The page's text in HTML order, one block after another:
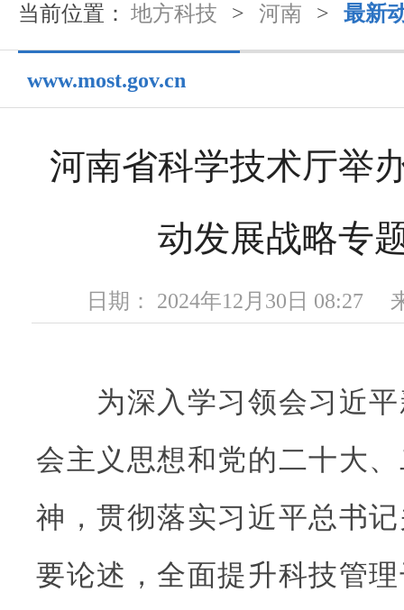
当前位置： 地方科技 > 河南 > 最新
www.most.gov.cn
河南省科学技术厅举
动发展战略专
日期： 2024年12月30日 08:27
为深入学习领会习近平
会主义思想和党的二十大
神，贯彻落实习近平总书
要论述，全面提升科技管